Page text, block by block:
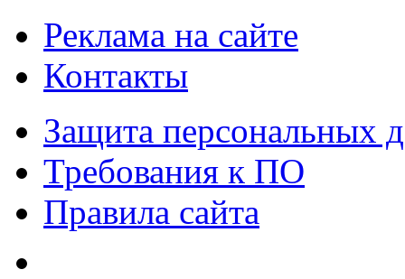
Реклама на сайте
Контакты
Защита персональных
Требования к ПО
Правила сайта